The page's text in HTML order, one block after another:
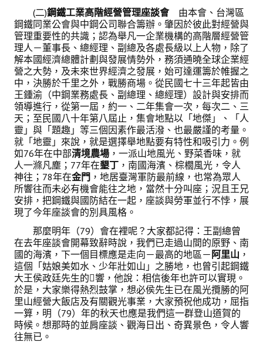
(二)鋼鐵工業高階經營管理座談會由本會、台灣區
鋼鐵同業公會與中鋼公司聯合籌辦。肇因於彼此對經營與
管理重要性的共識；認為舉凡一企業機構的高階層經營管
理人－董事長、總經理、副總及各處長級以上人物，除了
解本國經濟總體計劃與發展情勢外，務須通曉全球企業經
營之大勢，及未來世界經濟之發展，始可達運籌於帷握之
中，決勝於千里之外，戰勝商場。從民國七十三年起皆由
王鍾渝（中鋼業務處長、副總理、總經理）設計與安排而
領導進行，從第一屆，約一、二年集會一次，每次二、三
天；至民國八十年第八屆止，集會地點以「地傑」、「人
靈」與「題趣」等三個因素作最活潑、也最嚴謹的考量。
就「地靈」來說，就是選擇舉地點要有特性和吸引力。例
如76年在中部清境農場 ，一派山地風光、野菜香味，就
人一滌凡塵；77年在墾丁 ，南國海濱、棕櫚風光，令人
神往；78年在金門 ，地居臺灣軍防最前線，也常為眾人
所響往而未必有機會能往之地，當然十分叫座；況且王兄
安排，把鋼鐵與國防結在一起，座談與勞軍並行不悖，展
現了今年座談會的別具風格。
那麼明年（79）會在裡呢？大家都記得：王副總曾
在去年座談會開幕致辭時說，我們已走過山間的原野、南
國的海濱，下一個目標應是走向－最高的地區－ 阿里山 ，
這個「姑娘美如水、少年壯如山」之勝地，也曾引起鋼鐵
大王侯政廷先生的響，他說：相信後年也許可以實現。
於是，大家樂得熱烈鼓掌，想必侯先生已在風光攬勝的阿
里山經營大飯店及有關觀光事業，大家預祝他成功，屈指
一算，明（79）年的秋天也應是我們這一群登山道賀的
時候。想那時的並肩座談、觀海日出、奇異景色，令人響
往無已。